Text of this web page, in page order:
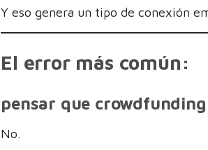
Y eso genera un tipo de conexión
El error más común:
pensar que
No.